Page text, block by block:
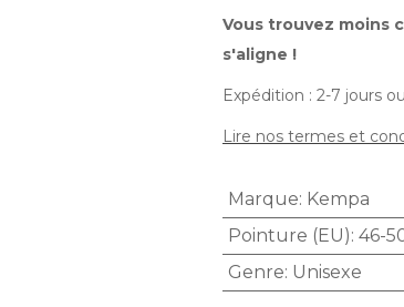
Vous trouvez moins
s'aligne !
Expédition : 2-7 jours
Lire nos termes et
Marque: Kempa
Pointure (EU): 46-
Genre: Unisexe
Cookies
Termes et conditions
Modes de